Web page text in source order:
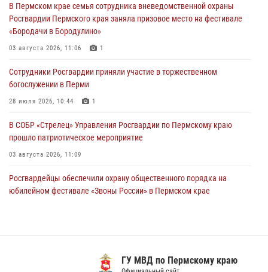
богослужении в Перми
28 июля 2026, 10:44
Росгвардейцы оказали силовую поддержку при задержании
28 июля 2026, 06:15
В Пермском крае семья сотрудника вневедомственной охраны
Росгвардии Пермского края заняла призовое место на фестивале
«Бородачи в Бородулино»
03 августа 2026, 11:06 1
Сотрудники Росгвардии приняли участие в торжественном
богослужении в Перми
28 июля 2026, 10:44 1
В СОБР «Стрелец» Управления Росгвардии по Пермскому краю
прошло патриотическое мероприятие
03 августа 2026, 11:09
Росгвардейцы обеспечили охрану общественного порядка на
юбилейном фестивале «Звоны России» в Пермском крае
ветеринарно-санитарной службы с годовщиной образования